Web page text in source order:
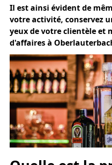
Il est ainsi évident de
votre activité, conservez
yeux de votre clientèle et
d'affaires à